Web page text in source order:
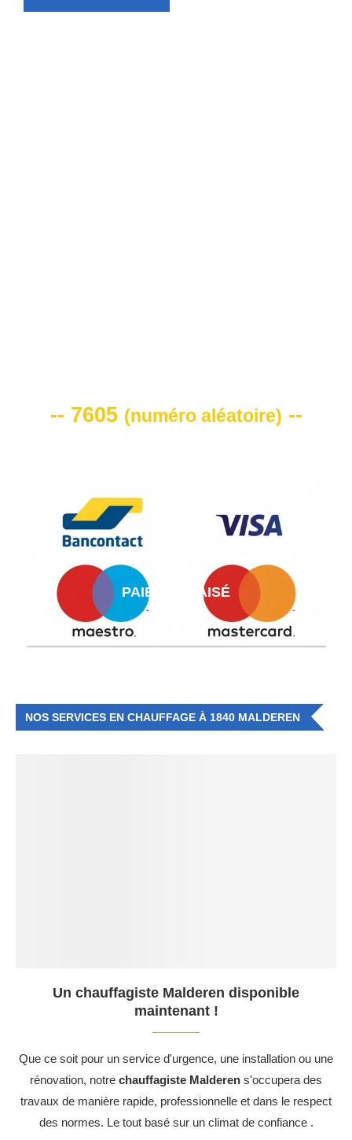
-- 7605 (numéro aléatoire) --
PAIEMENT AISÉ
NOS SERVICES EN CHAUFFAGE À 1840 MALDEREN
Un chauffagiste Malderen disponible
maintenant !
Que ce soit pour un service d'urgence, une installation ou une
rénovation, notre chauffagiste Malderen s'occupera des
travaux de manière rapide, professionnelle et dans le respect
des normes. Le tout basé sur un climat de confiance .